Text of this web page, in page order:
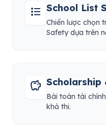
format_list_bulleted School List
Chiến lược chọn
Safety dựa trên
savings Scholarship
Bài toán tài
khả thi.